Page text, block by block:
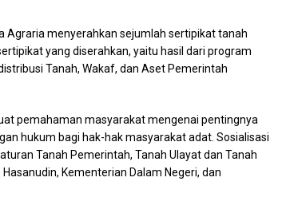
Agraria menyerahkan sejumlah sertipikat tanah
yang diserahkan, yaitu hasil dari program
Tanah, Wakaf, dan Aset Pemerintah
pemahaman masyarakat mengenai pentingnya
hukum bagi hak-hak masyarakat adat. Sosialisasi
Tanah Pemerintah, Tanah Ulayat dan Tanah
Kementerian Dalam Negeri, dan